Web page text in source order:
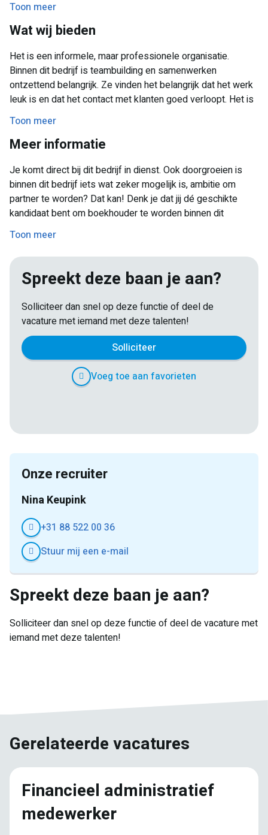
loonadministratie van een bedrijf uit handen nemen. Het
fiscaal juridische en bedrijfseconomische vraagstukken.
Onze opdrachtgever doet het allemaal!
Bij voorkeur heb je ervaring bij een accountantskantoor
Je denkt graag mee over hoe zaken beter geregeld
kunnen worden
Je hebt minimaal 2 jaar relevante werkervaring.
Je kunt zelfstandig samenstellen en hebt ervaring in het
zelfstandig uitvoeren van dergelijke werkzaamheden.
Toon meer
Wat wij bieden
Het is een informele, maar professionele organisatie.
Binnen dit bedrijf is teambuilding en samenwerken
ontzettend belangrijk. Ze vinden het belangrijk dat het werk
leuk is en dat het contact met klanten goed verloopt. Het is
een bedrijf waar zeker hard gewerkt wordt, maar wel als
team. Het kantoor waar je zal komen te werken is een
ontzettend mooi pand met uitzicht op het gooimeer, een
de accountancy wereld!
Toon meer
Meer informatie
Je komt direct bij dit bedrijf in dienst. Ook doorgroeien is
binnen dit bedrijf iets wat zeker mogelijk is, ambitie om
partner te worden? Dat kan! Denk je dat jij dé geschikte
kandidaat bent om boekhouder te worden binnen dit
prachtige bedrijf? Solliciteer dan meteen en wij maken graag
kennis met je!
Toon meer
Spreekt deze baan je aan?
Solliciteer dan snel op deze functie of deel de
vacature met iemand met deze talenten!
Solliciteer
Voeg toe aan favorieten
Onze recruiter
Nina Keupink
+31 88 522 00 36
Stuur mij een e-mail
Spreekt deze baan je aan?
Solliciteer dan snel op deze functie of deel de vacature met
iemand met deze talenten!
Gerelateerde vacatures
Financieel administratief
medewerker